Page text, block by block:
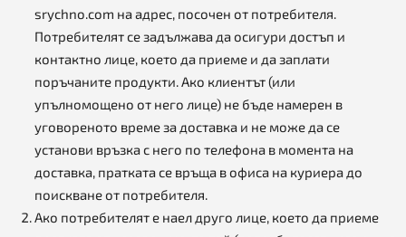
srychno.com на адрес, посочен от потребителя.
Потребителят се задължава да осигури достъп и
контактно лице, което да приеме и да заплати
поръчаните продукти. Ако клиентът (или
упълномощено от него лице) не бъде намерен в
уговореното време за доставка и не може да се
установи връзка с него по телефона в момента на
доставка, пратката се връща в офиса на куриера до
поискване от потребителя.
Ако потребителят е наел друго лице, което да приеме